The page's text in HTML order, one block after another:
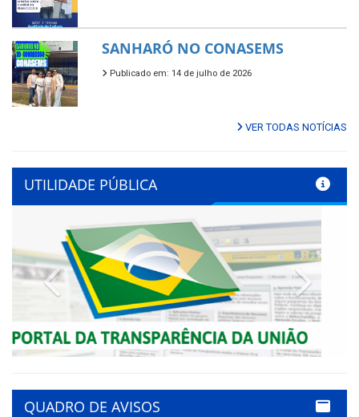
SANHARÓ NO CONASEMS
Publicado em: 14 de julho de 2026
VER TODAS NOTÍCIAS
UTILIDADE PÚBLICA
Previous
QUADRO DE AVISOS